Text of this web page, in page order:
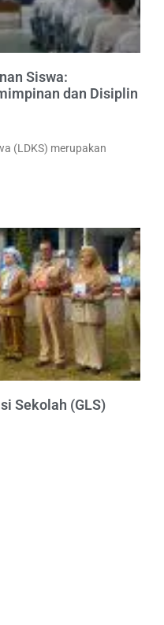
Siswa:
dan Disiplin
(LDKS) merupakan
Sekolah (GLS)